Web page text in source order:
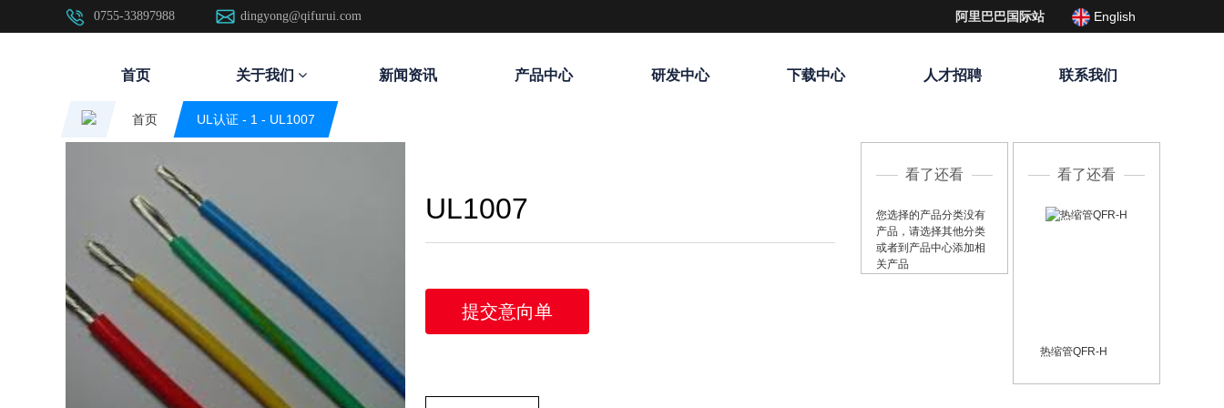
首页 关于我们 新闻资讯 产品中心 研发中心 下载中心 人才招聘 联系我们
English
阿里巴巴国际站
0755-33897988 dingyong@qifurui.com
首页 UL认证 - 1 - UL1007
看了还看
热缩管QFR-H
UL1007
提交意向单
看了还看
您选择的产品分类没有
产品，请选择其他分类
或者到产品中心添加相
关产品